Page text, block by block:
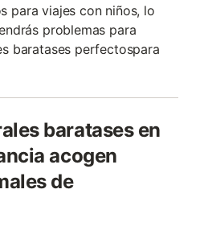
para viajes con niños, lo
problemas para
baratases perfectospara
baratases en
acogen
de